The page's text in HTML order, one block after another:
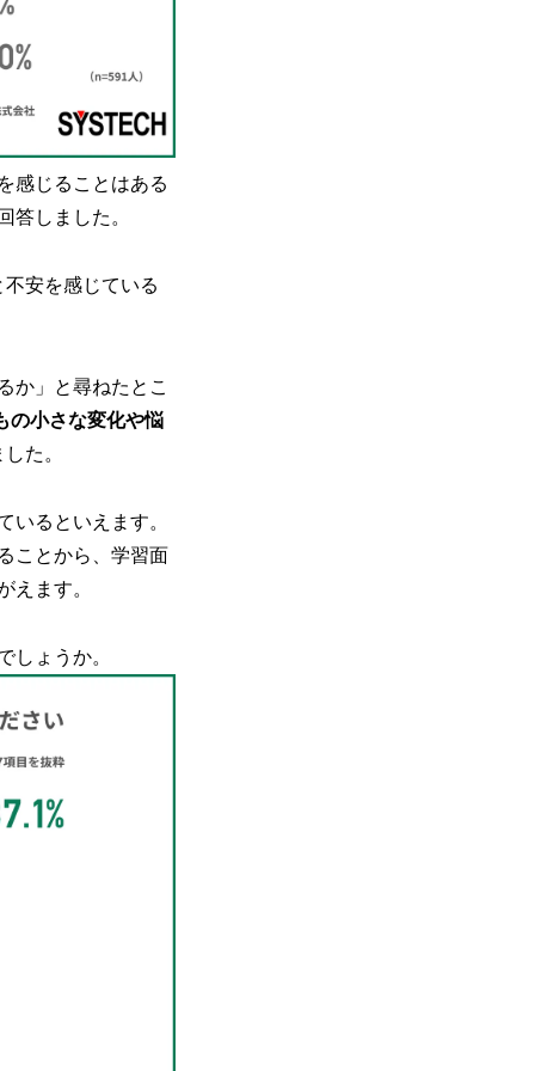
感じることはある
答しました。
安を感じている
か」と尋ねたとこ
の小さな変化や悩
た。
いるといえます。
ことから、学習面
えます。
しょうか。